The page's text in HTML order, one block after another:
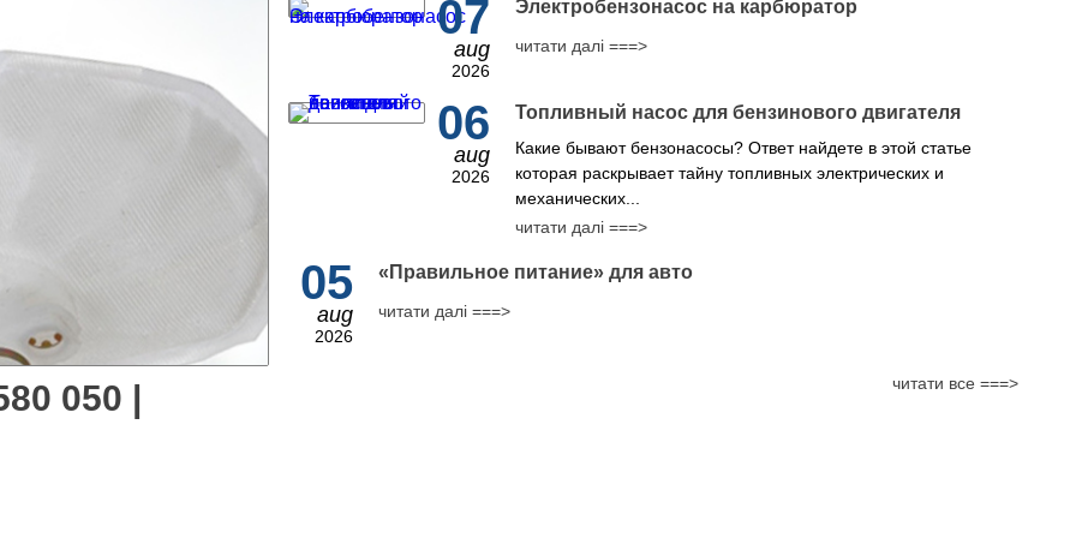
050 |
07
aug
2026
Электробензонасос на карбюратор
читати далі ===>
06
aug
2026
Топливный насос для бензинового двигателя
Какие бывают бензонасосы? Ответ найдете в этой статье
которая раскрывает тайну топливных электрических и
механических...
читати далі ===>
05
aug
2026
​«Правильное питание» для авто
читати далі ===>
читати все ===>